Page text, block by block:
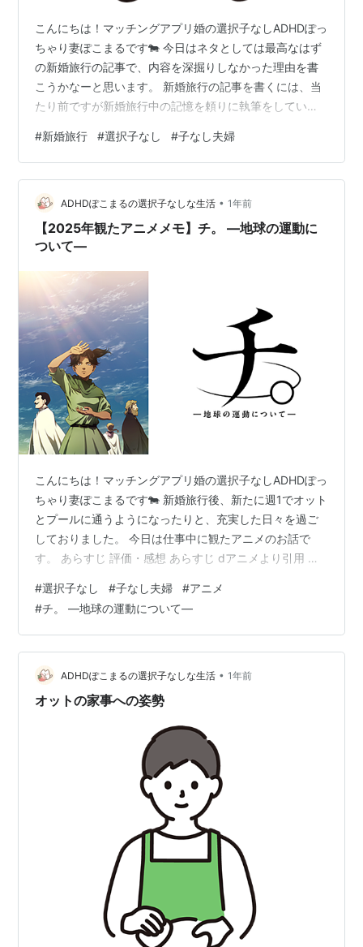
こんにちは！マッチングアプリ婚の選択子なしADHDぽっ
ちゃり妻ぽこまるです🐄 今日はネタとしては最高なはず
の新婚旅行の記事で、内容を深掘りしなかった理由を書
こうかなーと思います。 新婚旅行の記事を書くには、当
たり前ですが新婚旅行中の記憶を頼りに執筆をしていく
取捨選択するんですよね。このことは書かなくていいか
なーとか、余白の部分をそぎ落として、ストーリーとし
て磨き上げていくわけで。 そうすると、記事の内容で記
憶が固定されちゃうんじゃないかなーって思ったんで
す。 4日目の公園の花がキレイだったとか、そういう小
さなことをそぎ落として忘れていいのかな…
#新婚旅行 #選択子なし #子なし夫婦
ADHDぽこまるの選択子なしな生活 • 1年前
【2025年観たアニメメモ】チ。 ―地球の運動に
ついて―
こんにちは！マッチングアプリ婚の選択子なしADHDぽっ
ちゃり妻ぽこまるです🐄 新婚旅行後、新たに週1でオット
とプールに通うようになったりと、充実した日々を過ご
しておりました。 今日は仕事中に観たアニメのお話で
す。 あらすじ 評価・感想 あらすじ dアニメより引用 第
巻。若き天才作家魚豊(うおと)が世に放つ、地動説を証明
することに自らの信念と命を懸けた者たちの物語。 舞台
は15世紀のP王国。教会が人々の心や科学までも支配して
いる時代で、教会の教えのなかで最も大切なひとつが、
地球が宇宙の中心でその周りを惑星が動いているとする
『天動説』だった。『天動…
#選択子なし #子なし夫婦 #アニメ
#チ。 —地球の運動について—
ADHDぽこまるの選択子なしな生活 • 1年前
オットの家事への姿勢